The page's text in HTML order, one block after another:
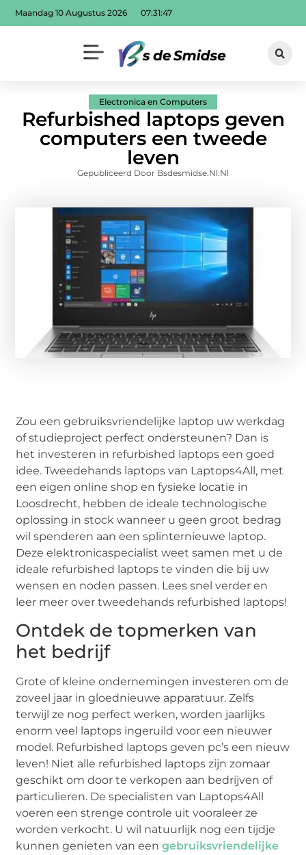
Maandag 10 Augustus 2026 07:31:47
Electronica en Computers
Refurbished laptops geven
computers een tweede
leven
Gepubliceerd Door Bsdesmidse.nl.nl
Zou een gebruiksvriendelijke laptop uw werkdag
of studieproject perfect ondersteunen? Dan is
het investeren in refurbished laptops een goed
idee. Tweedehands laptops van Laptops4All, met
een eigen online shop en fysieke locatie in
Loosdrecht, hebben de ideale technologische
oplossing in stock wanneer u geen groot bedrag
wil spenderen aan een splinternieuwe laptop.
Deze elektronicaspecialist weet samen met u de
ideale refurbished laptops te vinden die bij uw
wensen en noden passen. Lees snel verder en
leer meer over tweedehands refurbished laptops!
Ontdek de topmerken van
het bedrijf
Grote of kleine ondernemingen investeren om de
zoveel jaar in gloednieuwe apparatuur. Zelfs
terwijl ze nog perfect werken, worden jaarlijks
enorm veel laptops ingeruild voor een nieuwer
model. Refurbished laptops geven pc’s een nieuw
leven! Niet alle refurbished laptops zijn zomaar
geschikt om door te verkopen aan bedrijven of
particulieren. De specialisten van Laptops4All
voeren een strenge controle uit vooraleer ze
worden verkocht. U wil natuurlijk nog een tijdje
kunnen genieten van eengebruiksvriendelijke